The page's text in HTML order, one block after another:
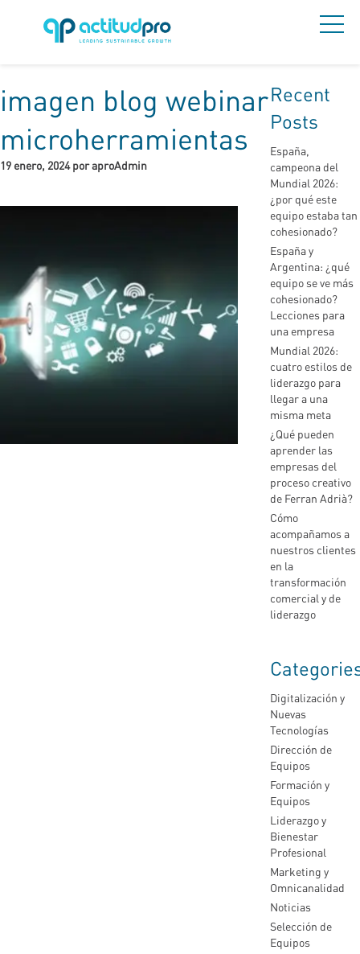
imagen blog webinar
microherramientas
19 enero, 2024 por aproAdmin
Recent
Posts
España,
campeona del
Mundial 2026:
¿por qué este
equipo estaba tan
cohesionado?
España y
Argentina: ¿qué
equipo se ve más
cohesionado?
Lecciones para
una empresa
Mundial 2026:
cuatro estilos de
liderazgo para
llegar a una
misma meta
¿Qué pueden
aprender las
empresas del
proceso creativo
de Ferran Adrià?
Cómo
acompañamos a
nuestros clientes
en la
transformación
comercial y de
liderazgo
Digitalización y
Nuevas
Tecnologías
Dirección de
Equipos
Formación y
Equipos
Liderazgo y
Bienestar
Profesional
Marketing y
Omnicanalidad
Noticias
Selección de
Equipos